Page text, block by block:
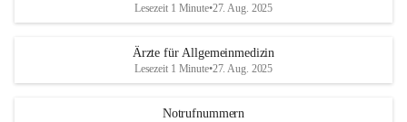
Lesezeit 1 Minute•27. Aug. 2025
Ärzte für Allgemeinmedizin
Lesezeit 1 Minute•27. Aug. 2025
Notrufnummern